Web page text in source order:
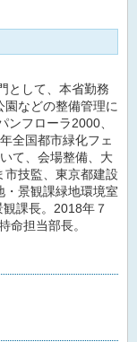
として、本省勤務
などの整備管理に
フローラ2000、
全国都市緑化フェ
て、会場整備、大
技監、東京都建設
・景観課緑地環境室
課長。2018年７
命担当部長。